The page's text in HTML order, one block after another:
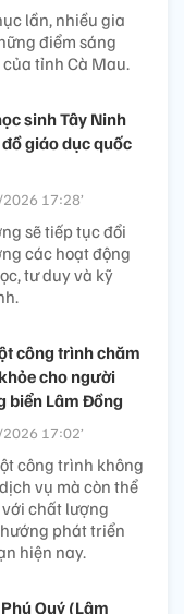
lần, nhiều gia
điểm sáng
tỉnh Cà Mau.
sinh Tây Ninh
giáo dục quốc
17:28’
sẽ tiếp tục đổi
các hoạt động
tư duy và kỹ
công trình chăm
cho người
biển Lâm Đồng
17:02’
công trình không
vụ mà còn thể
chất lượng
phát triển
hiện nay.
Quý (Lâm